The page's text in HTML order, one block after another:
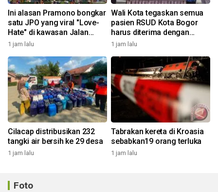
Ini alasan Pramono bongkar
satu JPO yang viral "Love-
Hate" di kawasan Jalan
Rasuna Said
1 jam lalu
Wali Kota tegaskan semua
pasien RSUD Kota Bogor
harus diterima dengan
profesional
1 jam lalu
Cilacap distribusikan 232
tangki air bersih ke 29 desa
1 jam lalu
Tabrakan kereta di Kroasia
sebabkan19 orang terluka
1 jam lalu
Foto